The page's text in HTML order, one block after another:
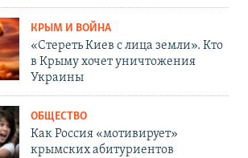
КРЫМ И ВОЙНА
«Стереть Киев с лица земли». Кто
в Крыму хочет уничтожения
Украины
ОБЩЕСТВО
Как Россия «мотивирует»
крымских абитуриентов